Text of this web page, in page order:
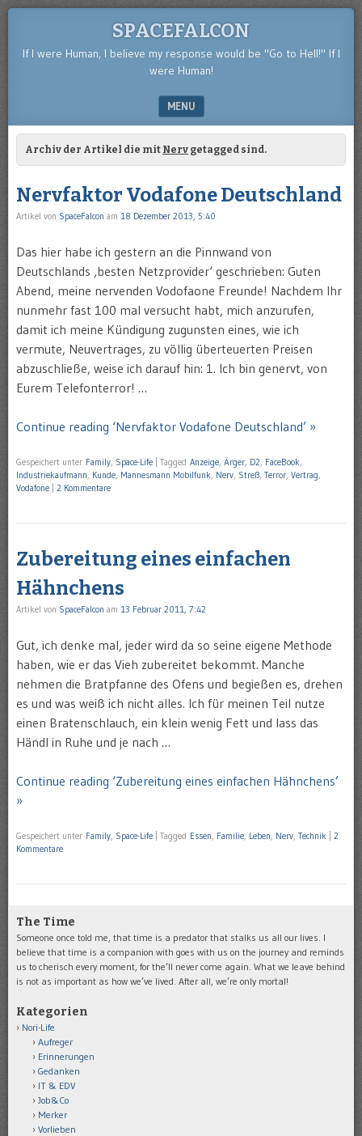
SPACEFALCON
If I were Human, I believe my response would be "Go to Hell!" If I
were Human!
MENU
SKIP TO CONTENT
Archiv der Artikel die mit Nerv getagged sind.
Nervfaktor Vodafone Deutschland
Artikel von SpaceFalcon am 18 Dezember 2013, 5:40
Das hier habe ich gestern an die Pinnwand von
Deutschlands ‚besten Netzprovider‘ geschrieben: Guten
Abend, meine nervenden Vodofaone Freunde! Nachdem Ihr
nunmehr fast 100 mal versucht habt, mich anzurufen,
damit ich meine Kündigung zugunsten eines, wie ich
vermute, Neuvertrages, zu völlig überteuerten Preisen
abzuschließe, weise ich darauf hin: 1. Ich bin genervt, von
Eurem Telefonterror! …
Continue reading ‘Nervfaktor Vodafone Deutschland’ »
Gespeichert unter Family, Space-Life Tagged Anzeige, Ärger, D2, FaceBook,
Industriekaufmann, Kunde, Mannesmann Mobilfunk, Nerv, Streß, Terror, Vertrag,
Vodafone
2 Kommentare
Zubereitung eines einfachen
Hähnchens
Artikel von SpaceFalcon am 13 Februar 2011, 7:42
Gut, ich denke mal, jeder wird da so seine eigene Methode
haben, wie er das Vieh zubereitet bekommt. Manche
nehmen die Bratpfanne des Ofens und begießen es, drehen
es und was weiß ich nicht alles. Ich für meinen Teil nutze
einen Bratenschlauch, ein klein wenig Fett und lass das
Händl in Ruhe und je nach …
Continue reading ‘Zubereitung eines einfachen Hähnchens’
»
Gespeichert unter Family Space-Life Tagged Essen Familie Leben Nerv Technik
2
Kommentare
The Time
Someone once told me, that time is a predator that stalks us all our lives. I
believe that time is a companion with goes with us on the journey and reminds
us to cherisch every moment, for the’ll never come again. What we leave behind
is not as important as how we’ve lived. After all, we’re only mortal!
Kategorien
Nori-Life
Aufreger
Erinnerungen
Gedanken
IT & EDV
Job&Co
Merker
Vorlieben